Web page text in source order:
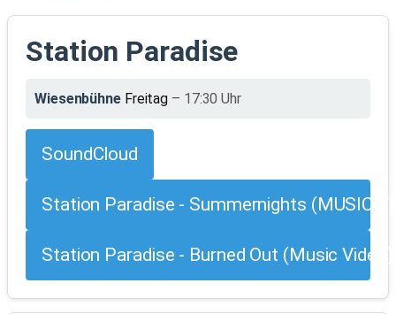
Station Paradise
Wiesenbühne Freitag – 17:30 Uhr
SoundCloud
Station Paradise - Summernights (MUSIC
Station Paradise - Burned Out (Music Video)